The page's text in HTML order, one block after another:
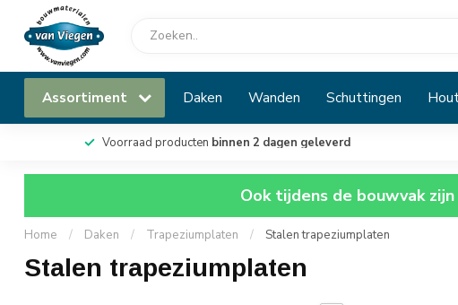
Assortiment Daken Wanden Schuttingen
Voorraad producten binnen 2 dagen geleverd
Ook tijdens de bouwvak
Home / Daken / Trapeziumplaten / Stalen trapeziumplaten
Stalen trapeziumplaten